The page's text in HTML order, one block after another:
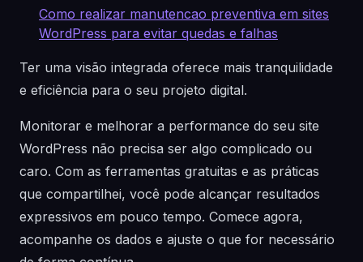
Como realizar manutencao preventiva em sites
WordPress para evitar quedas e falhas
Ter uma visão integrada oferece mais tranquilidade
e eficiência para o seu projeto digital.
Monitorar e melhorar a performance do seu site
WordPress não precisa ser algo complicado ou
caro. Com as ferramentas gratuitas e as práticas
que compartilhei, você pode alcançar resultados
expressivos em pouco tempo. Comece agora,
acompanhe os dados e ajuste o que for necessário